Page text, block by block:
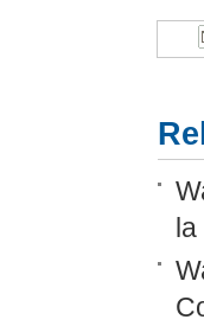
la